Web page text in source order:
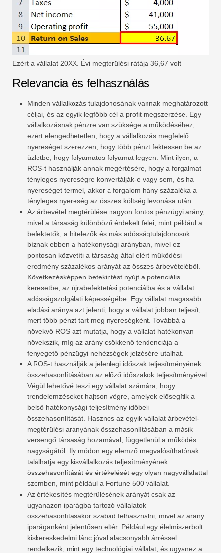
Ezért a vállalat 20XX. Évi megtérülési rátája 36,67 volt
Relevancia és felhasználás
Minden vállalkozás tulajdonosának vannak meghatározott
céljai, és az egyik legfőbb cél a profit megszerzése. Egy
vállalkozásnak pénzre van szüksége a működéséhez,
ezért elengedhetetlen, hogy a vállalkozás megfelelő
nyereséget szerezzen, hogy több pénzt fektessen be az
üzletbe, hogy folyamatos folyamat legyen. Mint ilyen, a
ROS-t használják annak megértésére, hogy a forgalmat
tényleges nyereségre konvertálják-e vagy sem, és ha
nyereséget termel, akkor a forgalom hány százaléka a
tényleges nyereség az összes költség levonása után.
Az árbevétel megtérülése nagyon fontos pénzügyi arány,
mivel a társaság különböző érdekelt felei, mint például a
befektetők, a hitelezők és más adósságtulajdonosok
bíznak ebben a hatékonysági arányban, mivel ez
pontosan közvetíti a társaság által elért működési
eredmény százalékos arányát az összes árbevételéből.
Következésképpen betekintést nyújt a potenciális
keresetbe, az újrabefektetési potenciálba és a vállalat
adósságszolgálati képességébe. Egy vállalat magasabb
eladási aránya azt jelenti, hogy a vállalat jobban teljesít,
mert több pénzt tart meg nyereségként. Továbbá a
növekvő ROS azt mutatja, hogy a vállalat hatékonyan
növekszik, míg az arány csökkenő tendenciája a
fenyegető pénzügyi nehézségek jelzésére utalhat.
A ROS-t használják a jelenlegi időszak teljesítményének
összehasonlításában az előző időszakok teljesítményével.
Végül lehetővé teszi egy vállalat számára, hogy
trendelemzéseket hajtson végre, amelyek elősegítik a
belső hatékonysági teljesítmény időbeli
összehasonlítását. Hasznos az egyik vállalat árbevétel-
megtérülési arányának összehasonlításában a másik
versengő társaság hozamával, függetlenül a működés
nagyságától. Ily módon egy elemző megvalósíthatónak
találhatja egy kisvállalkozás teljesítményének
összehasonlítását és értékelését egy olyan nagyvállalattal
szemben, mint például a Fortune 500 vállalat.
Az értékesítés megtérülésének arányát csak az
ugyanazon iparágba tartozó vállalatok
összehasonlításakor szabad felhasználni, mivel az arány
iparáganként jelentősen eltér. Például egy élelmiszerbolt
kiskereskedelmi lánc jóval alacsonyabb árréssel
rendelkezik, mint egy technológiai vállalat, és ugyanez a